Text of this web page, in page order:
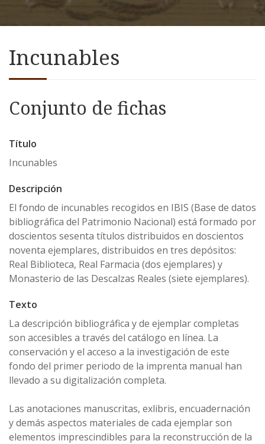
Incunables
Conjunto de fichas
Título
Incunables
Descripción
El fondo de incunables recogidos en IBIS (Base de datos
bibliográfica del Patrimonio Nacional) está formado por
doscientos sesenta títulos distribuidos en doscientos
noventa ejemplares, distribuidos en tres depósitos:
Real Biblioteca, Real Farmacia (dos ejemplares) y
Monasterio de las Descalzas Reales (siete ejemplares).
Texto
La descripción bibliográfica y de ejemplar completas
son accesibles a través del catálogo en línea. La
conservación y el acceso a la investigación de este
fondo del primer periodo de la imprenta manual han
llevado a su digitalización completa.
Las anotaciones manuscritas, exlibris, encuadernación
y demás aspectos materiales de cada ejemplar son
elementos imprescindibles para la reconstrucción de la